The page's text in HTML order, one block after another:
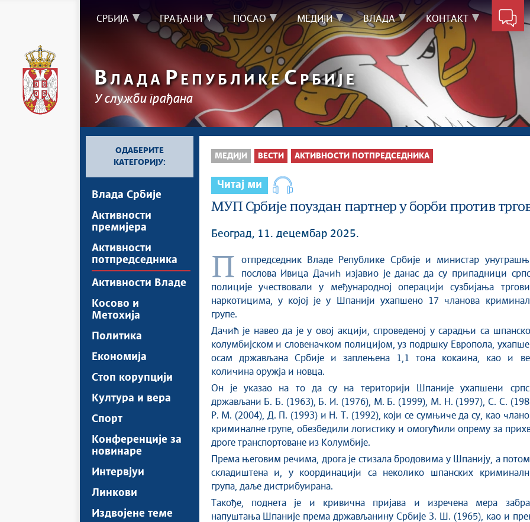
СРБИЈА ГРАЂАНИ ПОСАО МЕДИЈИ ВЛАДА КОНТАКТ
ВЛАДА Р ЕПУБЛИКЕС РБИЈЕ
У служби грађана
ОДАБЕРИТЕ
КАТЕГОРИЈУ:
Влада Србије
Активности
премијера
Активности
потпредседника
Активности Владе
Косово и
Метохија
Политика
Економија
Стоп корупцији
Култура и вера
Спорт
Конференције за
новинаре
Интервјуи
Линкови
Издвојене теме
МЕДИЈИ ВЕСТИ АКТИВНОСТИ ПОТПРЕДСЕДНИКА
Читај ми
МУП Србије поуздан партнер у борби против
Београд, 11. децембар 2025.
Потпредседник Владе Републике Србије и министар унутрашњих
послова Ивица Дачић изјавио је данас да су припадници
полиције учествовали у међународној операцији сузбијања
наркотицима, у којој је у Шпанији ухапшено 17 чланова
групе.
Дачић је навео да је у овој акцији, спроведеној у сарадњи са
колумбијском и словеначком полицијом, уз подршку Европола,
осам држављана Србије и заплењена 1,1 тона кокаина, као и
количина оружја и новца.
Он је указао на то да су на територији Шпаније ухапшени
држављани Б. Б. (1963), Б. И. (1976), М. Б. (1999), М. Н. (1997), С. С.
Р. М. (2004), Д. П. (1993) и Н. Т. (1992), који се сумњиче да су, као
криминалне групе, обезбедили логистику и омогућили опрему за
дроге транспортоване из Колумбије.
Према његовим речима, дрога је стизала бродовима у Шпанију, а потом
складиштена и, у координацији са неколико шпанских
група, даље дистрибуирана.
Такође, поднета је и кривична пријава и изречена мера
напуштања Шпаније према држављанину Србије З. Ш. (1965), као и